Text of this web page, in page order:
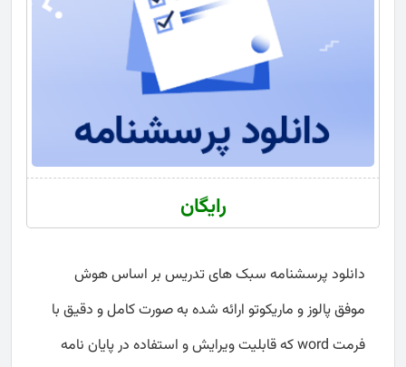
رایگان
دانلود پرسشنامه سبک های تدریس بر اساس هوش
موفق پالوز و ماریکوتو ارائه شده به صورت کامل و دقیق با
فرمت word که قابلیت ویرایش و استفاده در پایان نامه